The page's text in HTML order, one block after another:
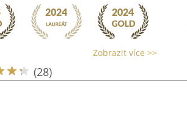
Zobrazit více >>
(28)